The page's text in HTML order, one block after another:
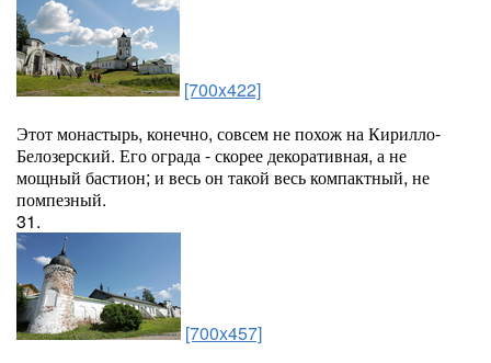
[700x422]
Этот монастырь, конечно, совсем не похож на Кирилло-
Белозерский. Его ограда - скорее декоративная, а не
мощный бастион; и весь он такой весь компактный, не
помпезный.
31.
[700x457]